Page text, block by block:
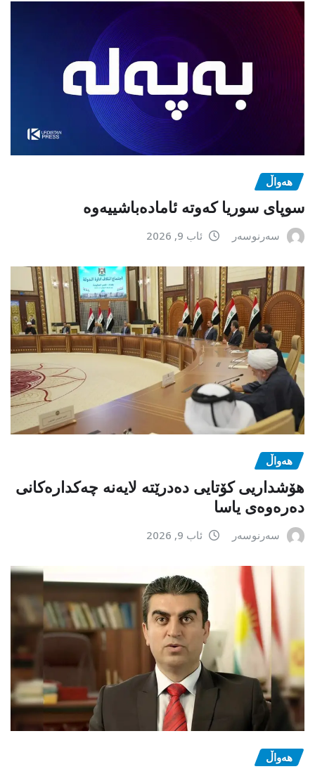
هەواڵ
سوپای سوریا کەوتە ئامادەباشییەوە
سەرنوسەر ئاب 9, 2026
هەواڵ
هۆشداریی کۆتایی دەدرێتە لایەنە چەکدارەکانی
دەرەوەی یاسا
سەرنوسەر ئاب 9, 2026
هەواڵ